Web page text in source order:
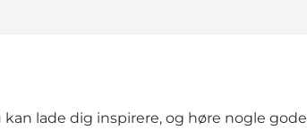
lade dig inspirere, og høre nogle